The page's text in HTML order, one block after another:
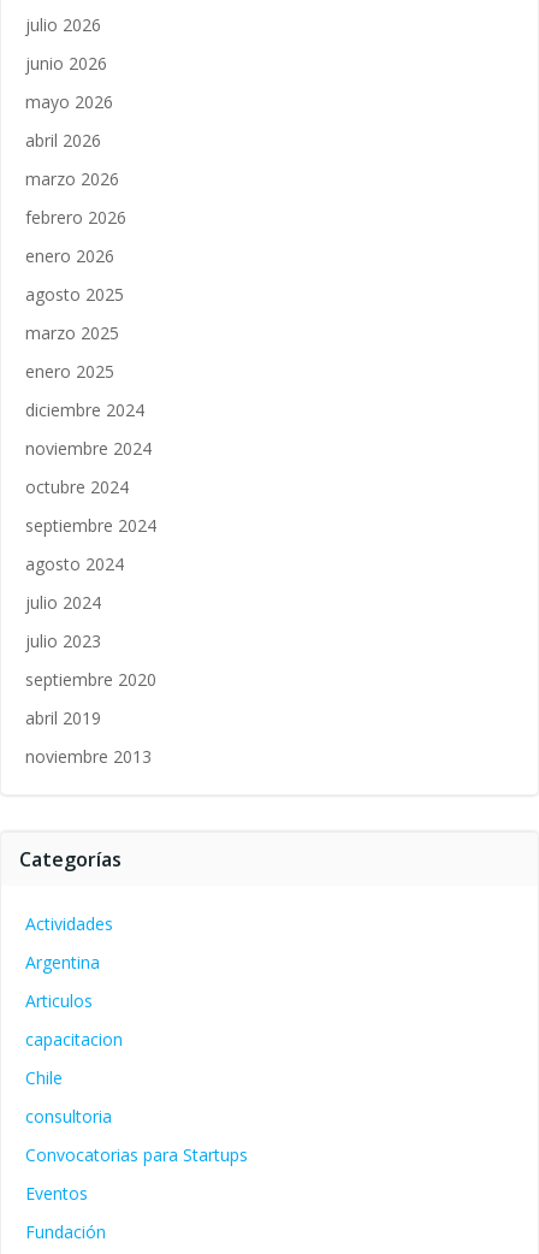
julio 2026
junio 2026
mayo 2026
abril 2026
marzo 2026
febrero 2026
enero 2026
agosto 2025
marzo 2025
enero 2025
diciembre 2024
noviembre 2024
octubre 2024
septiembre 2024
agosto 2024
julio 2024
julio 2023
septiembre 2020
abril 2019
noviembre 2013
Categorías
Actividades
Argentina
Articulos
capacitacion
Chile
consultoria
Convocatorias para Startups
Eventos
Fundación